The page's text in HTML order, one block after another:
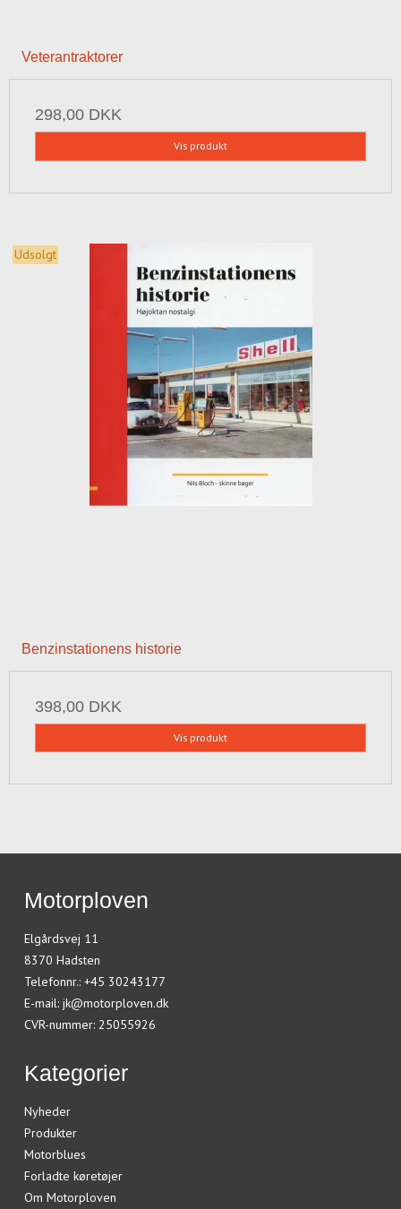
Veterantraktorer
298,00 DKK
Vis produkt
Udsolgt
Benzinstationens historie
398,00 DKK
Vis produkt
Motorploven
Elgårdsvej 11
8370 Hadsten
Telefonnr.: +45 30243177
E-mail: jk@motorploven.dk
CVR-nummer: 25055926
Kategorier
Nyheder
Produkter
Motorblues
Forladte køretøjer
Om Motorploven